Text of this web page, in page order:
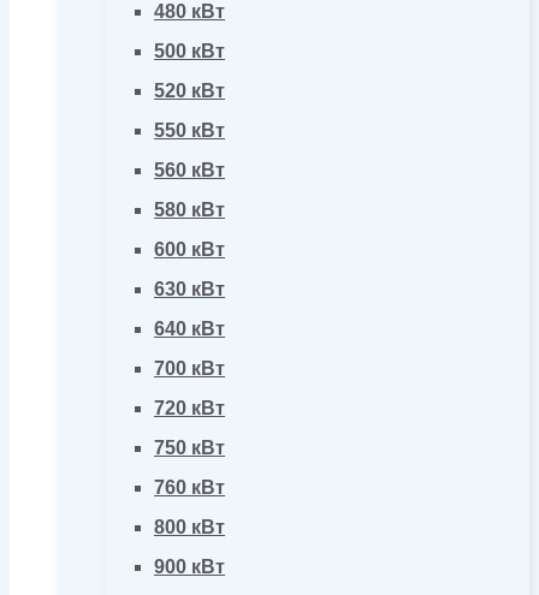
480 кВт
500 кВт
520 кВт
550 кВт
560 кВт
580 кВт
600 кВт
630 кВт
640 кВт
700 кВт
720 кВт
750 кВт
760 кВт
800 кВт
900 кВт